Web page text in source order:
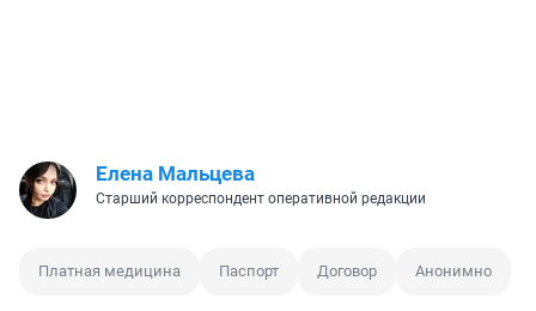
Елена Мальцева
Старший корреспондент оперативной редакции
Платная медицина Паспорт Договор Анонимно